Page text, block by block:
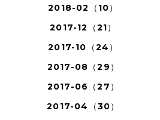
2018-02（10）
2017-12（21）
2017-10（24）
2017-08（29）
2017-06（27）
2017-04（30）